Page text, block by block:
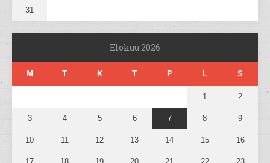
31
Elokuu 2026
M T K T P L S
1 2
3 4 5 6 7 8 9
10 11 12 13 14 15 16